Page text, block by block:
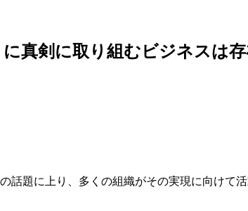
に真剣に取り組むビジネスは
話題に上り、多くの組織がその実現に向けて